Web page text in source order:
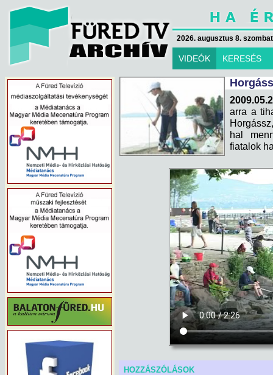
2026. augusztus 8.
VIDEÓK KERESÉS
arra a
hal
fiatalok
HOZZÁSZÓLÁSOK